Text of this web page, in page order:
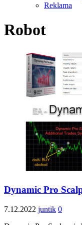
Reklama
Robot
Dynamic Pro
7.12.2022 juntik 0